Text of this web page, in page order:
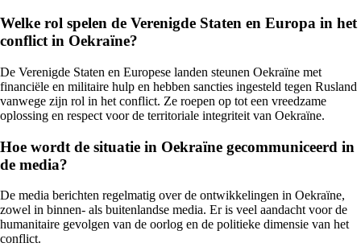
Welke rol spelen de Verenigde Staten en Europa in het
conflict in Oekraïne?
De Verenigde Staten en Europese landen steunen Oekraïne met
financiële en militaire hulp en hebben sancties ingesteld tegen Rusland
vanwege zijn rol in het conflict. Ze roepen op tot een vreedzame
oplossing en respect voor de territoriale integriteit van Oekraïne.
Hoe wordt de situatie in Oekraïne gecommuniceerd in
de media?
De media berichten regelmatig over de ontwikkelingen in Oekraïne,
zowel in binnen- als buitenlandse media. Er is veel aandacht voor de
humanitaire gevolgen van de oorlog en de politieke dimensie van het
conflict.